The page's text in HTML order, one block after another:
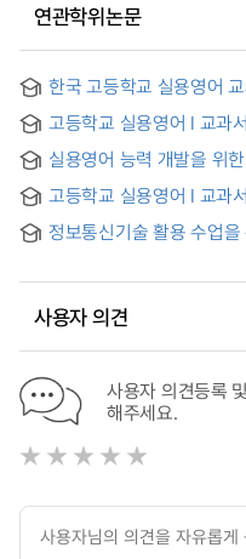
연관학위논문
한국 고등학교 실용영어
고등학교 실용영어 I 교과
교사의 인식 연구
실용영어 능력 개발을 위
연구 = (A) Study on
Reading Instruction for
고등학교 실용영어 I 교과
Analysis of the
Practical English Ⅰ
정보통신기술 활용 수업
through utilizing ICT
사용자 의견
사용자 의견등록
해주세요.